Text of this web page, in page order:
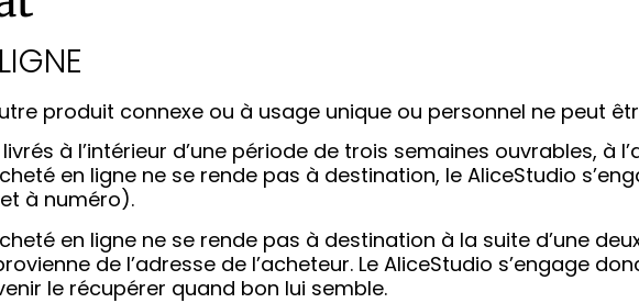
produit connexe ou à usage unique ou personnel ne peut
à l’intérieur d’une période de trois semaines ouvrables, à
en ligne ne se rende pas à destination, le AliceStudio
à numéro).
en ligne ne se rende pas à destination à la suite d’une
de l’adresse de l’acheteur. Le AliceStudio s’engage
le récupérer quand bon lui semble.